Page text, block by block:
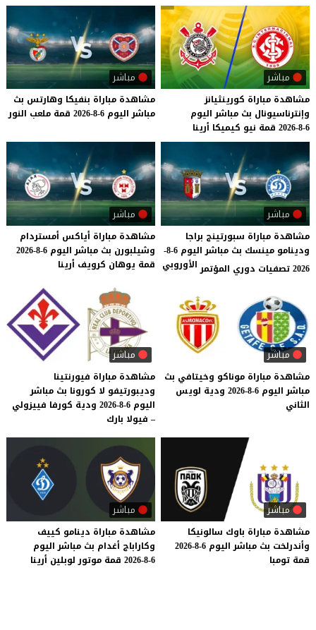
مباشر
مشاهدة مباراة كورينثيانز
وإنترناسيونال بث مباشر اليوم
6-8-2026
قمة نيو كيميكا أرينا
مباشر
مشاهدة مباراة بنفيكا وهارتس بث
مباشر اليوم 6-8-2026 قمة ملعب النور
مباشر
مشاهدة مباراة سبورتينج براجا
ودينامو مينسك بث مباشر اليوم 6-8-
2026 تصفيات دوري المؤتمر
الأوروبي
مباشر
مشاهدة مباراة أياكس أمستردام
وشيلبورن بث مباشر اليوم 6-8-2026
قمة يوهان كرويف أرينا
مباشر
مشاهدة مباراة موناكو وخيتافي بث
مباشر اليوم 6-8-2026 ودية لويس
الثاني
مباشر
مشاهدة مباراة فيورنتينا
وديبورتيفو لا كورونا بث مباشر
اليوم 6-8-2026 ودية كورفا فييزولي
– فيولا بارك
مباشر
مشاهدة مباراة باوك سالونيكا
وأندرلخت بث مباشر اليوم 6-8-2026
قمة تومبا
مباشر
مشاهدة مباراة دينامو كييف
وكاراباج أغدام بث مباشر اليوم
6-8-2026
قمة موتور لوبلين أرينا